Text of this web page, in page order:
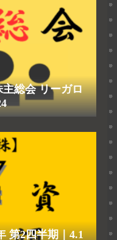
総会 リーガロ
第2四半期｜4.1